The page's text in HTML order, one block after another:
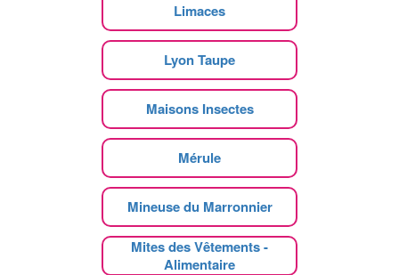
Limaces
Lyon Taupe
Maisons Insectes
Mérule
Mineuse du Marronnier
Mites des Vêtements -
Alimentaire